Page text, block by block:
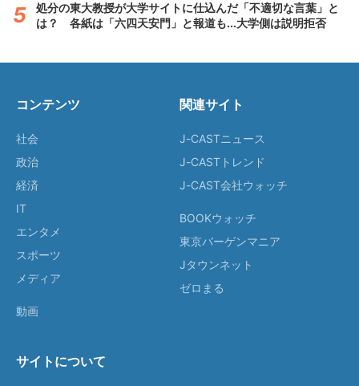
処分の東大教授が大学サイトに仕込んだ「不適切な言葉」と
は？ 各紙は「六四天安門」と報道も...大学側は説明拒否
コンテンツ
社会
政治
経済
IT
エンタメ
スポーツ
メディア
動画
関連サイト
J-CASTニュース
J-CASTトレンド
J-CAST会社ウォッチ
BOOKウォッチ
東京バーゲンマニア
Jタウンネット
ゼロまる
サイトについて